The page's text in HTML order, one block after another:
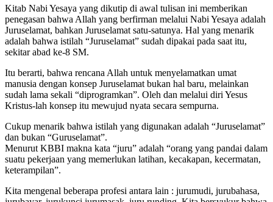
Kitab Nabi Yesaya yang dikutip di awal tulisan ini memberikan
penegasan bahwa Allah yang berfirman melalui Nabi Yesaya adalah
Juruselamat, bahkan Juruselamat satu-satunya. Hal yang menarik
adalah bahwa istilah “Juruselamat” sudah dipakai pada saat itu,
sekitar abad ke-8 SM.
Itu berarti, bahwa rencana Allah untuk menyelamatkan umat
manusia dengan konsep Juruselamat bukan hal baru, melainkan
sudah lama sekali “diprogramkan”. Oleh dan melalui diri Yesus
Kristus-lah konsep itu mewujud nyata secara sempurna.
Cukup menarik bahwa istilah yang digunakan adalah “Juruselamat”
dan bukan “Guruselamat”.
Menurut KBBI makna kata “juru” adalah “orang yang pandai dalam
suatu pekerjaan yang memerlukan latihan, kecakapan, kecermatan,
keterampilan”.
Kita mengenal beberapa profesi antara lain : jurumudi, jurubahasa,